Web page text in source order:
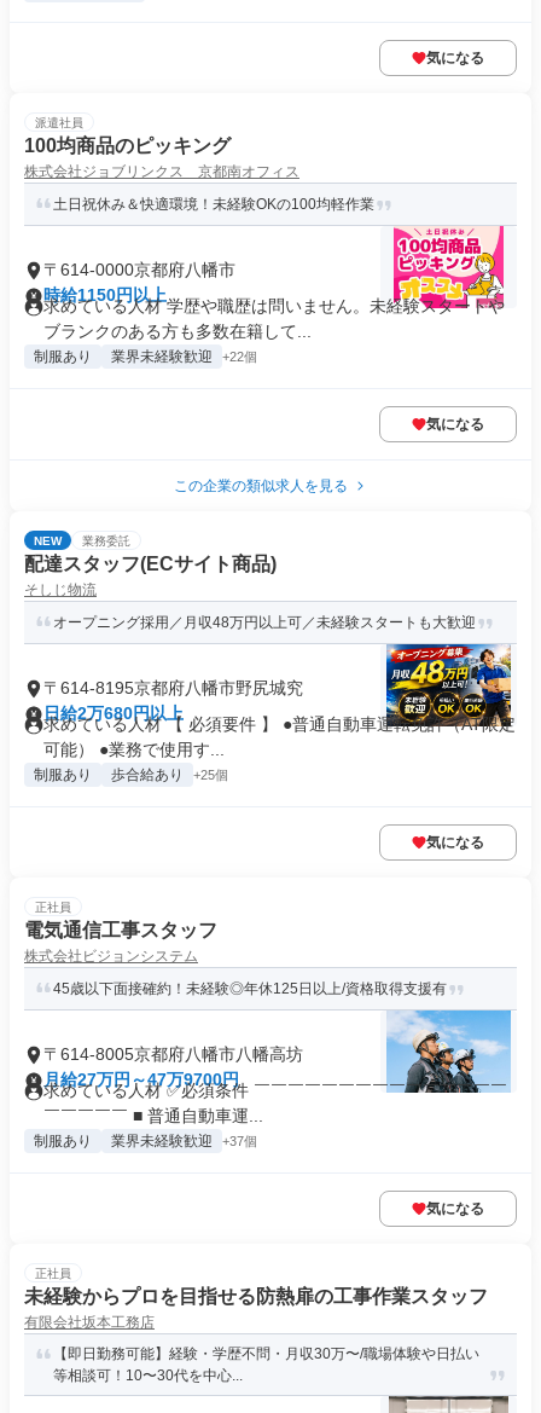
気になる
派遣社員
100均商品のピッキング
株式会社ジョブリンクス 京都南オフィス
土日祝休み＆快適環境！未経験OKの100均軽作業
〒614-0000京都府八幡市
時給1150円以上
求めている人材 学歴や職歴は問いません。未経験スタートや
ブランクのある方も多数在籍して...
制服あり 業界未経験歓迎 +22個
気になる
この企業の類似求人を見る
NEW 業務委託
配達スタッフ(ECサイト商品)
そしじ物流
オープニング採用／月収48万円以上可／未経験スタートも大歓迎
〒614-8195京都府八幡市野尻城究
日給2万680円以上
求めている人材 【 必須要件 】 ●普通自動車運転免許（AT限定
可能） ●業務で使用す...
制服あり 歩合給あり +25個
気になる
正社員
電気通信工事スタッフ
株式会社ビジョンシステム
45歳以下面接確約！未経験◎年休125日以上/資格取得支援有
〒614-8005京都府八幡市八幡高坊
月給27万円～47万9700円
求めている人材 ✅必須条件 ￣￣￣￣￣￣￣￣￣￣￣￣￣￣￣
￣￣￣￣￣ ■ 普通自動車運...
制服あり 業界未経験歓迎 +37個
気になる
正社員
未経験からプロを目指せる防熱扉の工事作業スタッフ
有限会社坂本工務店
【即日勤務可能】経験・学歴不問・月収30万〜/職場体験や日払い
等相談可！10〜30代を中心...